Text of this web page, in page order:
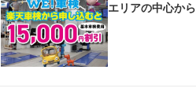
エリアの中心から